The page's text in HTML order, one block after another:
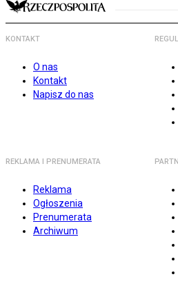
KONTAKT
O nas
Kontakt
Napisz do nas
REKLAMA I PRENUMERATA
Reklama
Ogłoszenia
Prenumerata
Archiwum